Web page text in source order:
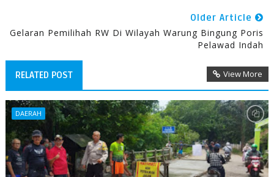
Older Article
Gelaran Pemilihah RW Di Wilayah Warung Bingung Poris
Pelawad Indah
RELATED POST View More
DAERAH